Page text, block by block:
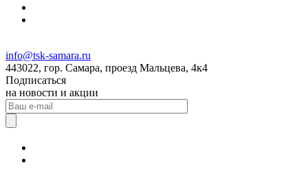
info@tsk-samara.ru
443022, гор. Самара, проезд Мальцева, 4к4
Подписаться
на новости и акции